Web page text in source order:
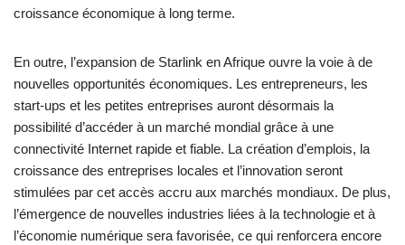
croissance économique à long terme.
En outre, l’expansion de Starlink en Afrique ouvre la voie à de
nouvelles opportunités économiques. Les entrepreneurs, les
start-ups et les petites entreprises auront désormais la
possibilité d’accéder à un marché mondial grâce à une
connectivité Internet rapide et fiable. La création d’emplois, la
croissance des entreprises locales et l’innovation seront
stimulées par cet accès accru aux marchés mondiaux. De plus,
l’émergence de nouvelles industries liées à la technologie et à
l’économie numérique sera favorisée, ce qui renforcera encore